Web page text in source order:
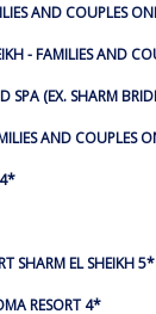
AND COUPLES
- FAMILIES AND
SPA (EX. SHARM
AND COUPLES
SHARM EL SHEIKH 5*
RESORT 4*